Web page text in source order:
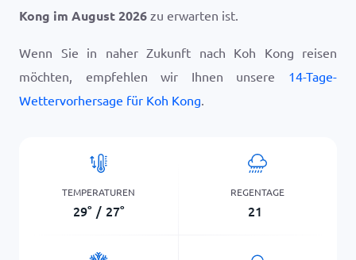
Kong im August 2026 zu erwarten ist.
Wenn Sie in naher Zukunft nach Koh Kong reisen
möchten, empfehlen wir Ihnen unsere 14-Tage-
Wettervorhersage für Koh Kong.
TEMPERATUREN
29° / 27°
REGENTAGE
21